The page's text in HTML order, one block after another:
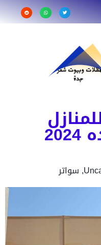
, سواتر